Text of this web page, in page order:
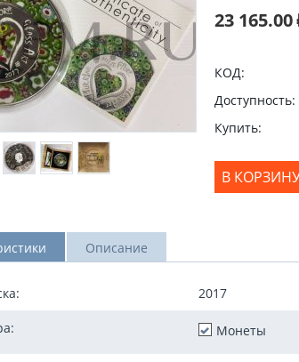
23 165.00
КОД:
Доступность:
Купить:
В
Описание
2017
Монеты